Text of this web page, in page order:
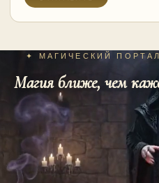
✦ МАГИЧЕСКИЙ
Магия ближе, чем